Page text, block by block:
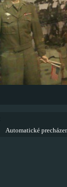
Automatické